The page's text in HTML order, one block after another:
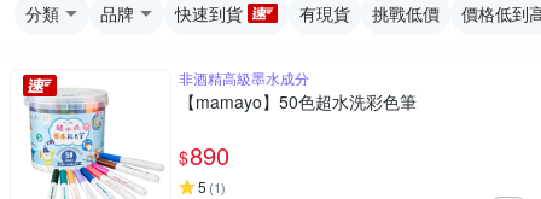
分類 品牌 快速到貨 有現貨 挑戰低價 價格低到
非酒精高級墨水成分
【mamayo】50色超水洗彩色筆
$890
5 (1)